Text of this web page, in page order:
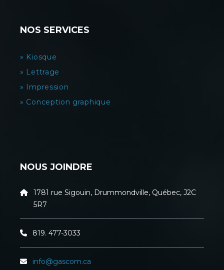
NOS SERVICES
» Kiosque
» Lettrage
» Impression
» Conception graphique
NOUS JOINDRE
1781 rue Sigouin, Drummondville, Québec, J2C
5R7
819. 477-3033
info@gascom.ca